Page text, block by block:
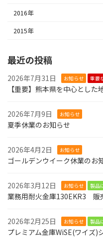
2016年
2015年
最近の投稿
2026年7月31日 お知らせ 重要
【重要】熊本県を中心とし
2026年7月9日 お知らせ
夏季休業のお知らせ
2026年4月2日 お知らせ
ゴールデンウイーク休業のお
2026年3月12日 お知らせ 製品
業務用耐火金庫130EKR3 販
2026年2月25日 お知らせ 製品
プレミアム金庫WiSE(ワイズ